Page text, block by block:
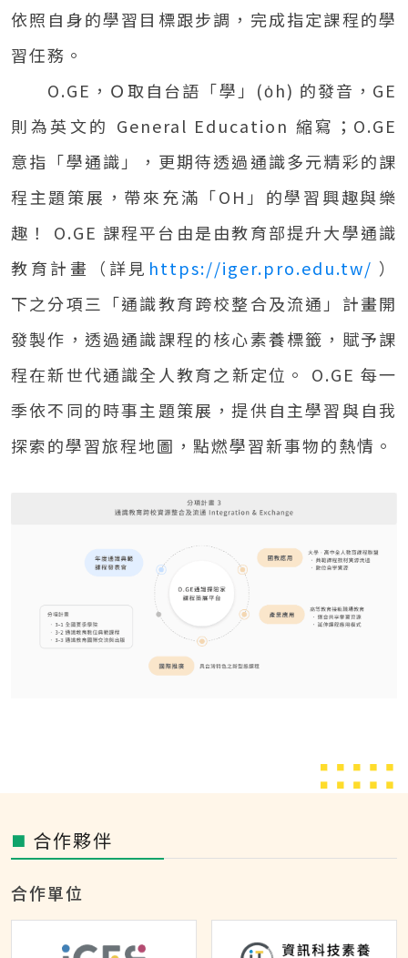
0
依照自身的學習目標跟步調，完成指定課程的學
習任務。
O.GE，Ｏ取自台語「學」(o̍h) 的發音，GE
則為英文的 General Education 縮寫；O.GE
意指「學通識」，更期待透過通識多元精彩的課
程主題策展，帶來充滿「OH」的學習興趣與樂
趣！ O.GE 課程平台由是由教育部提升大學通識
教育計畫（詳見 https://iger.pro.edu.tw/ ）
下之分項三「通識教育跨校整合及流通」計畫開
發製作，透過通識課程的核心素養標籤，賦予課
程在新世代通識全人教育之新定位。 O.GE 每一
季依不同的時事主題策展，提供自主學習與自我
探索的學習旅程地圖，點燃學習新事物的熱情。
■ 合作夥伴
合作單位